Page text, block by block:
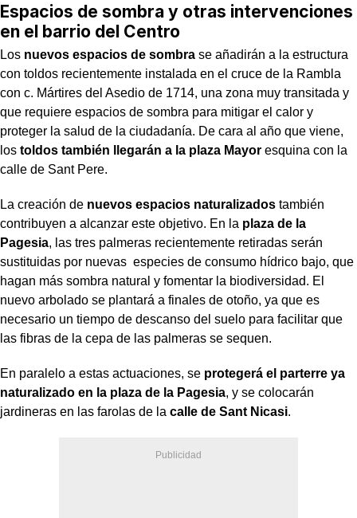
Espacios de sombra y otras intervenciones
en el barrio del Centro
Los nuevos espacios de sombra se añadirán a la estructura
con toldos recientemente instalada en el cruce de la Rambla
con c. Mártires del Asedio de 1714, una zona muy transitada y
que requiere espacios de sombra para mitigar el calor y
proteger la salud de la ciudadanía. De cara al año que viene,
los toldos también llegarán a la plaza Mayor esquina con la
calle de Sant Pere.
La creación de nuevos espacios naturalizados también
contribuyen a alcanzar este objetivo. En la plaza de la
Pagesia, las tres palmeras recientemente retiradas serán
sustituidas por nuevas especies de consumo hídrico bajo, que
hagan más sombra natural y fomentar la biodiversidad. El
nuevo arbolado se plantará a finales de otoño, ya que es
necesario un tiempo de descanso del suelo para facilitar que
las fibras de la cepa de las palmeras se sequen.
En paralelo a estas actuaciones, se protegerá el parterre ya
naturalizado en la plaza de la Pagesia, y se colocarán
jardineras en las farolas de la calle de Sant Nicasi.